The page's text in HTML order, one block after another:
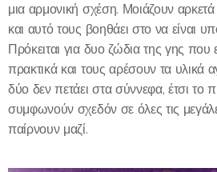
μια αρμονική σχέση. Μοιάζουν
και αυτό τους βοηθάει στο να είναι
Πρόκειται για δυο ζώδια της γης που
πρακτικά και τους αρέσουν τα υλικά
δύο δεν πετάει στα σύννεφα, έτσι το
συμφωνούν σχεδόν σε όλες τις
παίρνουν μαζί.